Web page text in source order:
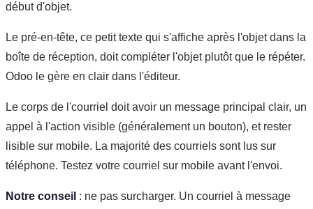
début d'objet.
Le pré-en-tête, ce petit texte qui s'affiche après l'objet dans la
boîte de réception, doit compléter l'objet plutôt que le répéter.
Odoo le gère en clair dans l'éditeur.
Le corps de l'courriel doit avoir un message principal clair, un
appel à l'action visible (généralement un bouton), et rester
lisible sur mobile. La majorité des courriels sont lus sur
téléphone. Testez votre courriel sur mobile avant l'envoi.
Notre conseil : ne pas surcharger. Un courriel à message